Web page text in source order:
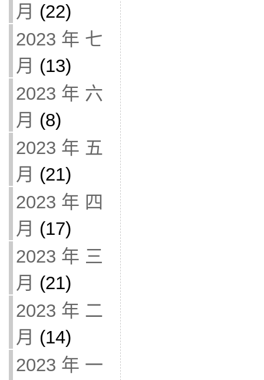
月 (22)
2023 年 七
月 (13)
2023 年 六
月 (8)
2023 年 五
月 (21)
2023 年 四
月 (17)
2023 年 三
月 (21)
2023 年 二
月 (14)
2023 年 一